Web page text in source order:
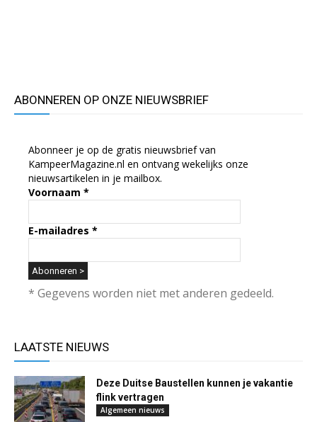
ABONNEREN OP ONZE NIEUWSBRIEF
Abonneer je op de gratis nieuwsbrief van
KampeerMagazine.nl en ontvang wekelijks onze
nieuwsartikelen in je mailbox.
Voornaam *
E-mailadres *
* Gegevens worden niet met anderen gedeeld.
LAATSTE NIEUWS
Deze Duitse Baustellen kunnen je vakantie
flink vertragen
Algemeen nieuws